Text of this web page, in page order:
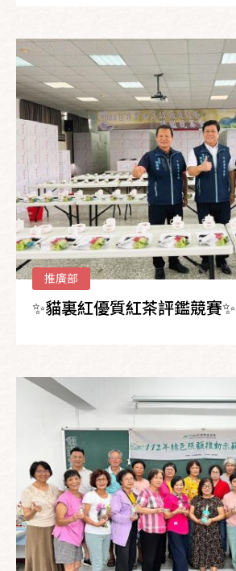
推廣部
✨貓裏紅優質紅茶評鑑競賽✨